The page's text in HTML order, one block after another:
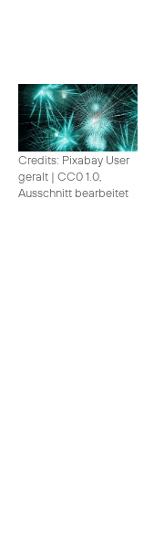
Credits: Pixabay User
geralt | CC0 1.0,
Ausschnitt bearbeitet